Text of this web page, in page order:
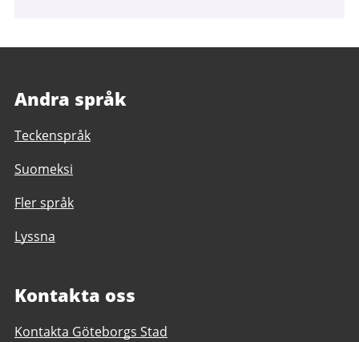
Andra språk
Teckenspråk
Suomeksi
Fler språk
Lyssna
Kontakta oss
Kontakta Göteborgs Stad